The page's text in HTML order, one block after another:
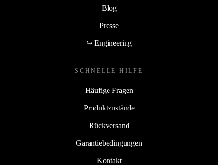
Blog
Presse
↪ Engineering
SCHNELLE HILFE
Häufige Fragen
Produktzustände
Rückversand
Garantiebedingungen
Kontakt